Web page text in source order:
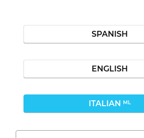
SPANISH
ENGLISH
ITALIAN ML